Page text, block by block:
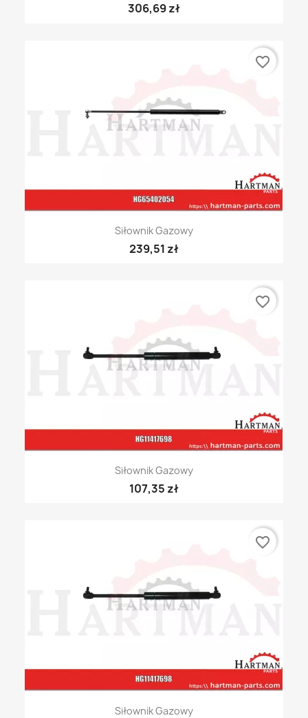
306,69 zł
Siłownik Gazowy
239,51 zł
favorite_border
Siłownik Gazowy
107,35 zł
favorite_border
Siłownik Gazowy
favorite_border